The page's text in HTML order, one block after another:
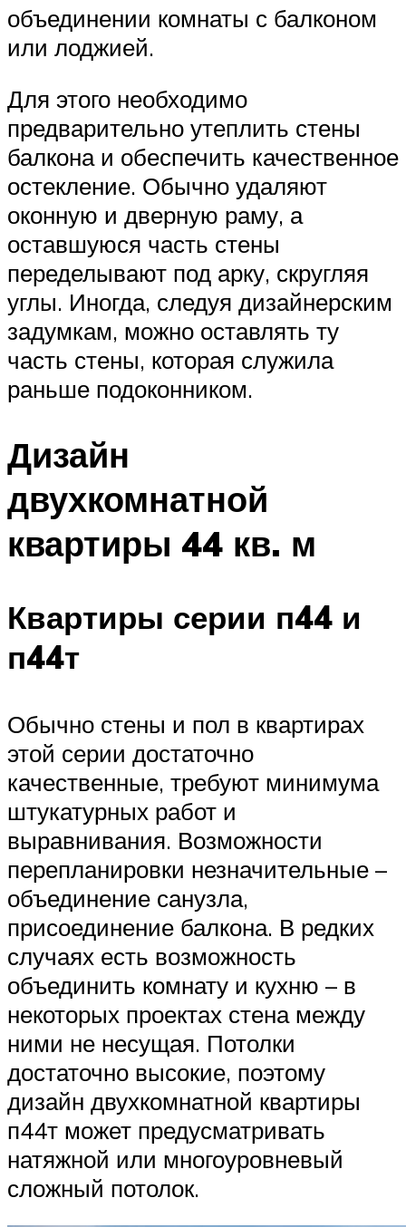
объединении комнаты с балконом
или лоджией.
Для этого необходимо
предварительно утеплить стены
балкона и обеспечить качественное
остекление. Обычно удаляют
оконную и дверную раму, а
оставшуюся часть стены
переделывают под арку, скругляя
углы. Иногда, следуя дизайнерским
задумкам, можно оставлять ту
часть стены, которая служила
раньше подоконником.
Дизайн
двухкомнатной
квартиры 44 кв. м
Квартиры серии п44 и
п44т
Обычно стены и пол в квартирах
этой серии достаточно
качественные, требуют минимума
штукатурных работ и
выравнивания. Возможности
перепланировки незначительные –
объединение санузла,
присоединение балкона. В редких
случаях есть возможность
объединить комнату и кухню – в
некоторых проектах стена между
ними не несущая. Потолки
достаточно высокие, поэтому
дизайн двухкомнатной квартиры
п44т может предусматривать
натяжной или многоуровневый
сложный потолок.